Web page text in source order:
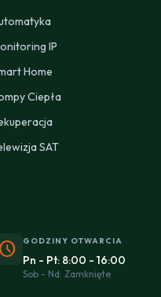
IP
Home
Ciepła
SAT
schedule GODZINY OTWARCIA
Pn - Pt: 8:00 - 16:00
Sob - Nd: Zamknięte